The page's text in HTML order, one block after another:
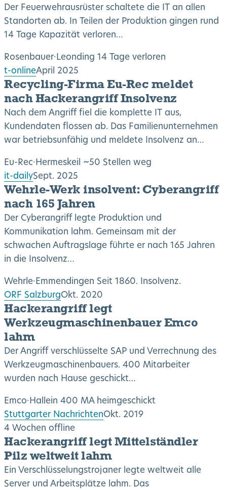
Der Feuerwehrausrüster schaltete die IT an allen
Standorten ab. In Teilen der Produktion gingen rund
14 Tage Kapazität verloren…
Rosenbauer·Leonding 14 Tage verloren
t-onlineApril 2025
Recycling-Firma Eu-Rec meldet
nach Hackerangriff Insolvenz
Nach dem Angriff fiel die komplette IT aus,
Kundendaten flossen ab. Das Familienunternehmen
war betriebsunfähig und meldete Insolvenz an…
Eu-Rec·Hermeskeil ~50 Stellen weg
it-dailySept. 2025
Wehrle-Werk insolvent: Cyberangriff
nach 165 Jahren
Der Cyberangriff legte Produktion und
Kommunikation lahm. Gemeinsam mit der
schwachen Auftragslage führte er nach 165 Jahren
in die Insolvenz…
Wehrle·Emmendingen Seit 1860. Insolvenz.
ORF SalzburgOkt. 2020
Hackerangriff legt
Werkzeugmaschinenbauer Emco
lahm
Der Angriff verschlüsselte SAP und Verrechnung des
Werkzeugmaschinenbauers. 400 Mitarbeiter
wurden nach Hause geschickt…
Emco·Hallein 400 MA heimgeschickt
Stuttgarter NachrichtenOkt. 2019
4 Wochen offline
Hackerangriff legt Mittelständler
Pilz weltweit lahm
Ein Verschlüsselungstrojaner legte weltweit alle
Server und Arbeitsplätze lahm. Das